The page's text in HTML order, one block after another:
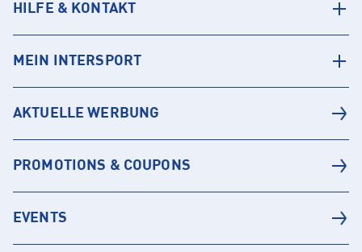
HILFE & KONTAKT
MEIN INTERSPORT
AKTUELLE WERBUNG
PROMOTIONS & COUPONS
EVENTS